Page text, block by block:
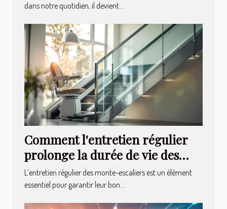
dans notre quotidien, il devient...
Comment l'entretien régulier
prolonge la durée de vie des
monte-escaliers ?
L’entretien régulier des monte-escaliers est un élément
essentiel pour garantir leur bon...